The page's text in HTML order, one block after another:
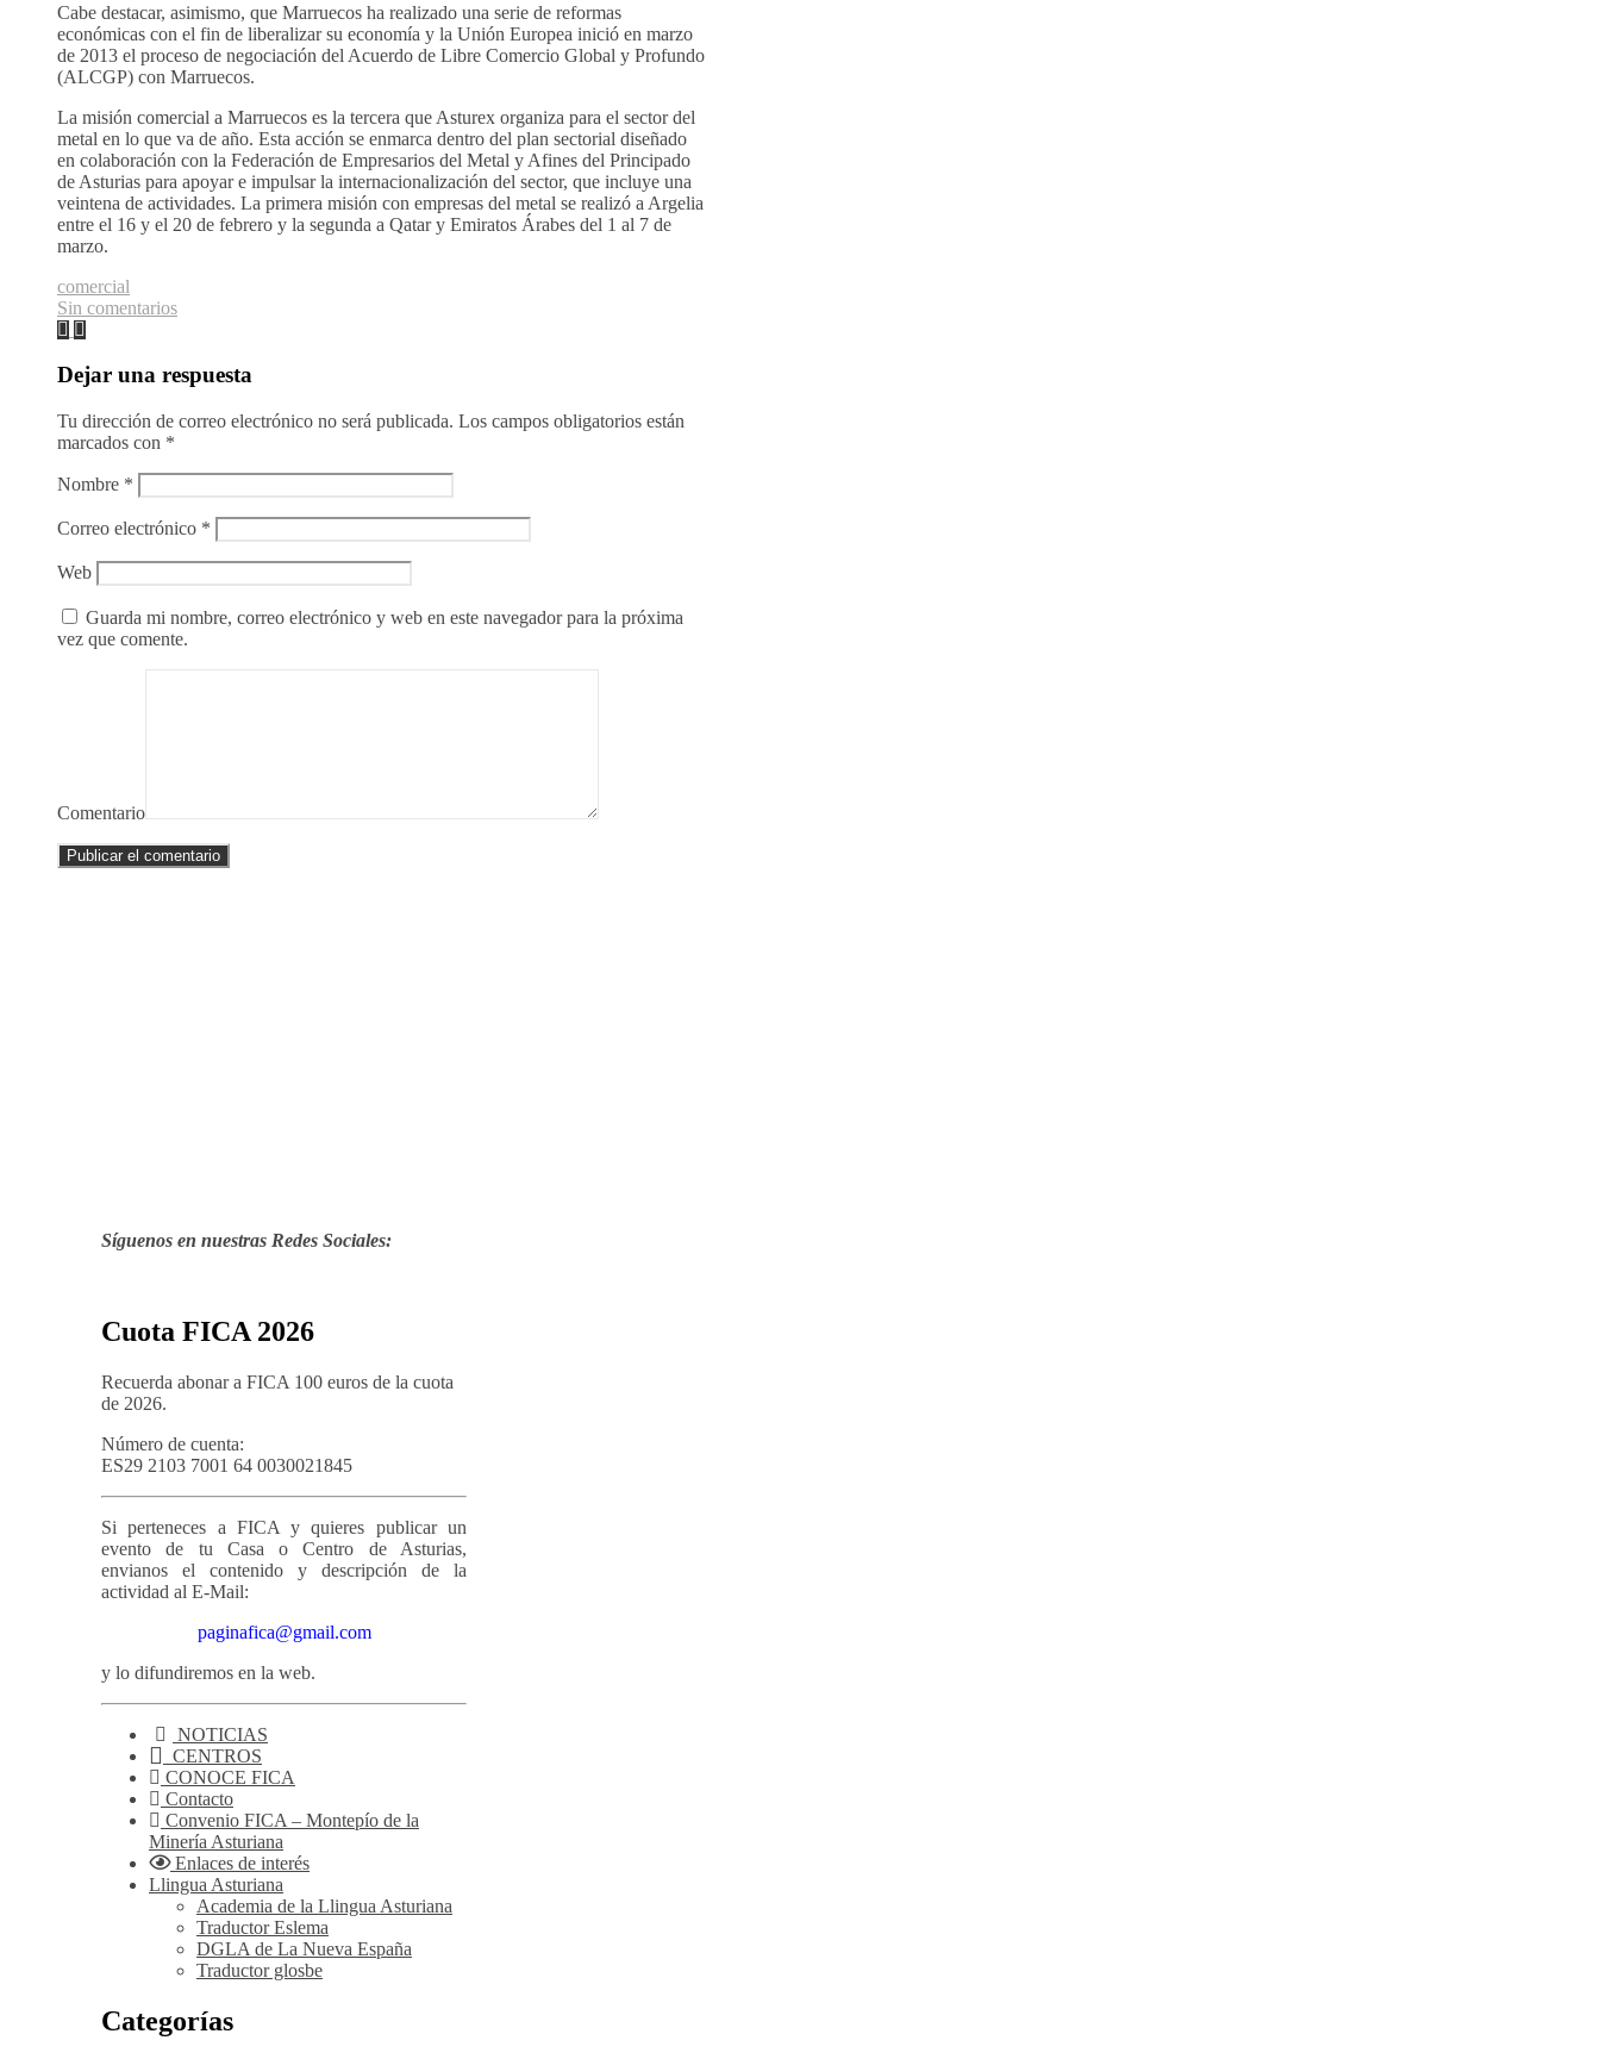
Cabe destacar, asimismo, que Marruecos ha realizado una serie de reformas
económicas con el fin de liberalizar su economía y la Unión Europea inició en marzo
de 2013 el proceso de negociación del Acuerdo de Libre Comercio Global y Profundo
(ALCGP) con Marruecos.
La misión comercial a Marruecos es la tercera que Asturex organiza para el sector del
metal en lo que va de año. Esta acción se enmarca dentro del plan sectorial diseñado
en colaboración con la Federación de Empresarios del Metal y Afines del Principado
de Asturias para apoyar e impulsar la internacionalización del sector, que incluye una
veintena de actividades. La primera misión con empresas del metal se realizó a Argelia
entre el 16 y el 20 de febrero y la segunda a Qatar y Emiratos Árabes del 1 al 7 de
marzo.
comercial
Sin comentarios
Dejar una respuesta
Tu dirección de correo electrónico no será publicada. Los campos obligatorios están
marcados con *
Nombre *
Correo electrónico *
Web
Guarda mi nombre, correo electrónico y web en este navegador para la próxima
vez que comente.
Comentario
Síguenos en nuestras Redes Sociales:
Cuota FICA 2026
Recuerda abonar a FICA 100 euros de la cuota
de 2026.
Número de cuenta:
ES29 2103 7001 64 0030021845
Si perteneces a FICA y quieres publicar un
evento de tu Casa o Centro de Asturias,
envianos el contenido y descripción de la
actividad al E-Mail:
paginafica@gmail.com
y lo difundiremos en la web.
NOTICIAS
CENTROS
CONOCE FICA
Contacto
Convenio FICA – Montepío de la
Minería Asturiana
Enlaces de interés
Llingua Asturiana
Academia de la Llingua Asturiana
Traductor Eslema
DGLA de La Nueva España
Traductor glosbe
Categorías